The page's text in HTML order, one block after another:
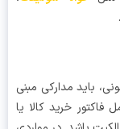
مدارکی مبنی
خرید کالا یا